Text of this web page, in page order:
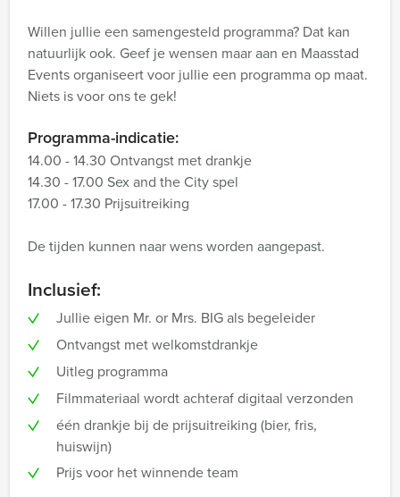
Willen jullie een samengesteld programma? Dat kan
natuurlijk ook. Geef je wensen maar aan en Maasstad
Events organiseert voor jullie een programma op maat.
Niets is voor ons te gek!
Programma-indicatie:
14.00 - 14.30 Ontvangst met drankje
14.30 - 17.00 Sex and the City spel
17.00 - 17.30 Prijsuitreiking
De tijden kunnen naar wens worden aangepast.
Inclusief:
Jullie eigen Mr. or Mrs. BIG als begeleider
Ontvangst met welkomstdrankje
Uitleg programma
Filmmateriaal wordt achteraf digitaal verzonden
één drankje bij de prijsuitreiking (bier, fris,
huiswijn)
Prijs voor het winnende team